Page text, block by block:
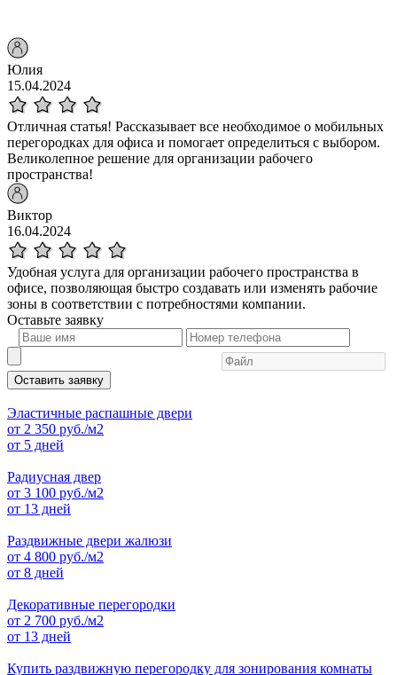
Юлия
15.04.2024
Отличная статья! Рассказывает все необходимое о мобильных
перегородках для офиса и помогает определиться с выбором.
Великолепное решение для организации рабочего
пространства!
Виктор
16.04.2024
Удобная услуга для организации рабочего пространства в
офисе, позволяющая быстро создавать или изменять рабочие
зоны в соответствии с потребностями компании.
Оставьте заявку
Оставить заявку
Эластичные распашные двери
от 2 350 руб./м2
от 5 дней
Радиусная двер
от 3 100 руб./м2
от 13 дней
Раздвижные двери жалюзи
от 4 800 руб./м2
от 8 дней
Декоративные перегородки
от 2 700 руб./м2
от 13 дней
Купить раздвижную перегородку для зонирования комнаты